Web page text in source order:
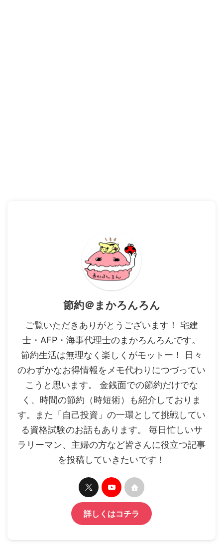
節約＠まかろんろん
ご覧いただきありがとうございます！ 宅建
士・AFP・海事代理士のまかろんろんです。
節約生活は無理なく楽しくがモットー！ 日々
のわずかなお得情報をメモ代わりにつづってい
こうと思います。 金銭面での節約だけでな
く、時間の節約（時短術）も紹介しておりま
す。また「自己投資」の一環として挑戦してい
る資格試験のお話もあります。 毎日忙しいサ
ラリーマン、主婦の方など皆さんに役立つ記事
を投稿していきたいです！
詳しくはコチラ